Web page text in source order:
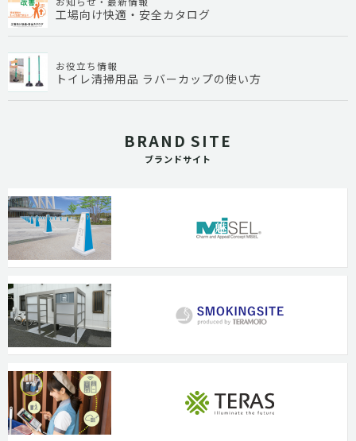
工場向け快適・安全カタログ
お役立ち情報
トイレ清掃用品 ラバーカップの使い方
BRAND SITE
ブランドサイト